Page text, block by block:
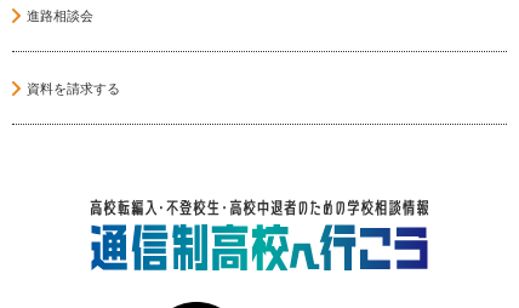
進路相談会
資料を請求する